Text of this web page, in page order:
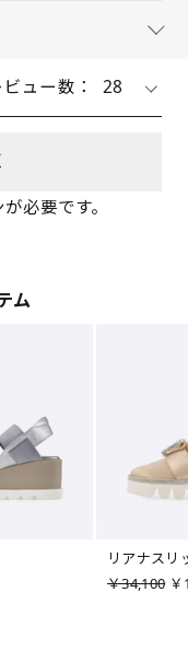
ビュー数： 28
必要です。
ム
リアナスリ
￥34,100